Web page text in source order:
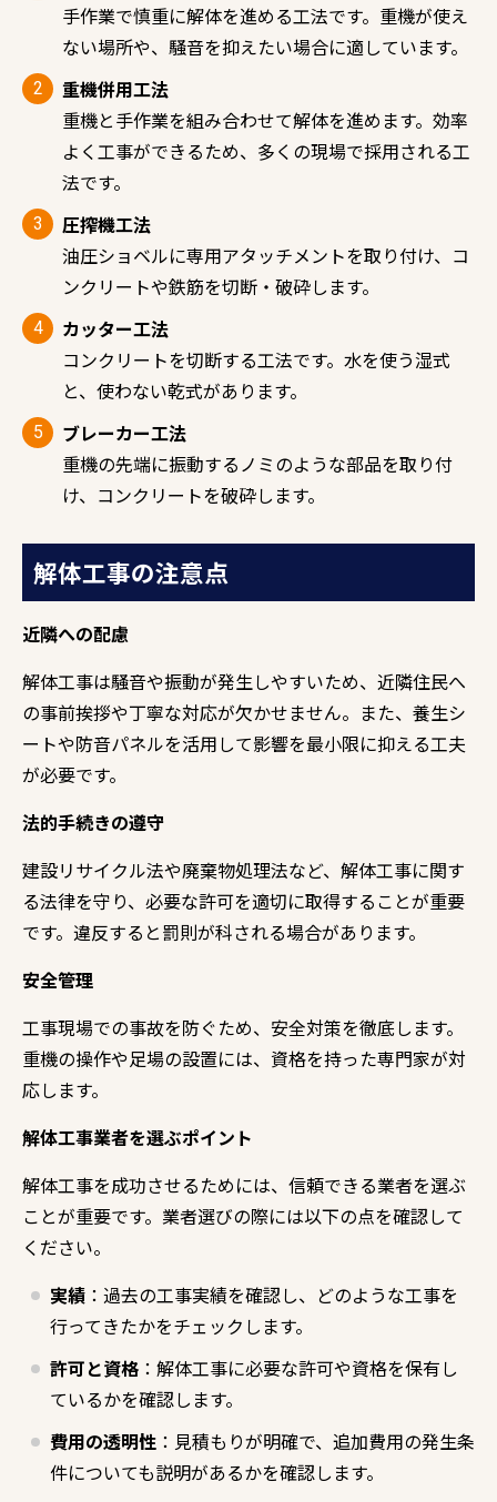
手作業で慎重に解体を進める工法です。重機が使え
ない場所や、騒音を抑えたい場合に適しています。
重機併用工法
重機と手作業を組み合わせて解体を進めます。効率
よく工事ができるため、多くの現場で採用される工
法です。
圧搾機工法
油圧ショベルに専用アタッチメントを取り付け、コ
ンクリートや鉄筋を切断・破砕します。
カッター工法
コンクリートを切断する工法です。水を使う湿式
と、使わない乾式があります。
ブレーカー工法
重機の先端に振動するノミのような部品を取り付
け、コンクリートを破砕します。
解体工事の注意点
近隣への配慮
解体工事は騒音や振動が発生しやすいため、近隣住民へ
の事前挨拶や丁寧な対応が欠かせません。また、養生シ
ートや防音パネルを活用して影響を最小限に抑える工夫
が必要です。
法的手続きの遵守
建設リサイクル法や廃棄物処理法など、解体工事に関す
る法律を守り、必要な許可を適切に取得することが重要
です。違反すると罰則が科される場合があります。
安全管理
工事現場での事故を防ぐため、安全対策を徹底します。
重機の操作や足場の設置には、資格を持った専門家が対
応します。
解体工事業者を選ぶポイント
解体工事を成功させるためには、信頼できる業者を選ぶ
ことが重要です。業者選びの際には以下の点を確認して
ください。
実績 ：過去の工事実績を確認し、どのような工事を
行ってきたかをチェックします。
許可と資格 ：解体工事に必要な許可や資格を保有し
ているかを確認します。
費用の透明性 ：見積もりが明確で、追加費用の発生条
件についても説明があるかを確認します。